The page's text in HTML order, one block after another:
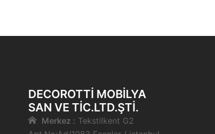
Instagram
DECOROTTI MOBILYA
SAN VE TIC.LTD.ŞTI.
Merkez : Tekstilkent G2